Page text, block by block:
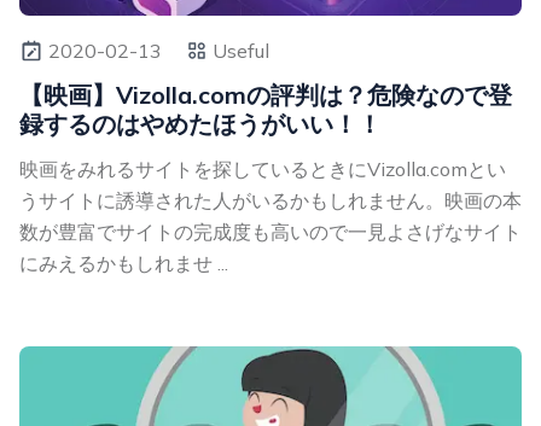
2020-02-13 Useful
【映画】Vizolla.comの評判は？危険なので登
録するのはやめたほうがいい！！
映画をみれるサイトを探しているときにVizolla.comとい
うサイトに誘導された人がいるかもしれません。映画の本
数が豊富でサイトの完成度も高いので一見よさげなサイト
にみえるかもしれませ ...